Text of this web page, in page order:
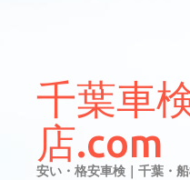
content千葉車
店.com
安い・格安車検｜千葉・